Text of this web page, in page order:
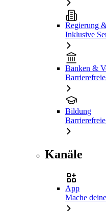
Regierung
Inklusive
Banken &
Bildung
Kanäle
App
Mache